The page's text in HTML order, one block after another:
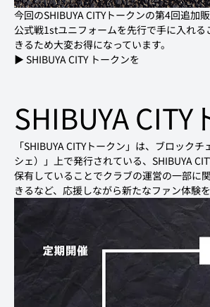
今回のSHIBUYA CITYトークンの第4回追加
公式戦1stユニフォームを先行で手に入れ
きるため大変お得になっています。
▶︎ SHIBUYA CITY トークンを
SHIBUYA
「SHIBUYA CITYトークン」は、ブロック
シェ）」上で発行されている、SHIBUYA
保有していることでクラブの運営の一部に
きるなど、応援しながら新たなファン体験